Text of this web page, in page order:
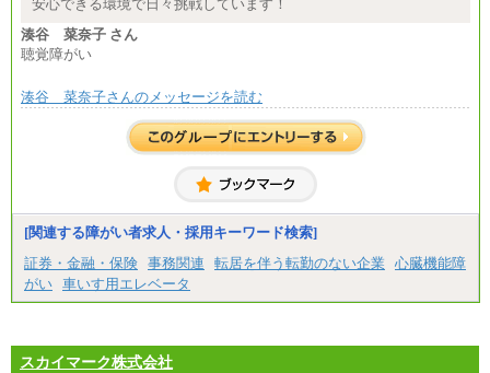
安心できる環境で日々挑戦しています！
湊谷 菜奈子 さん
聴覚障がい
湊谷 菜奈子さんのメッセージを読む
[関連する障がい者求人・採用キーワード検索]
証券・金融・保険 事務関連 転居を伴う転勤のない企業
心臓機能障
がい 車いす用エレベータ
スカイマーク株式会社